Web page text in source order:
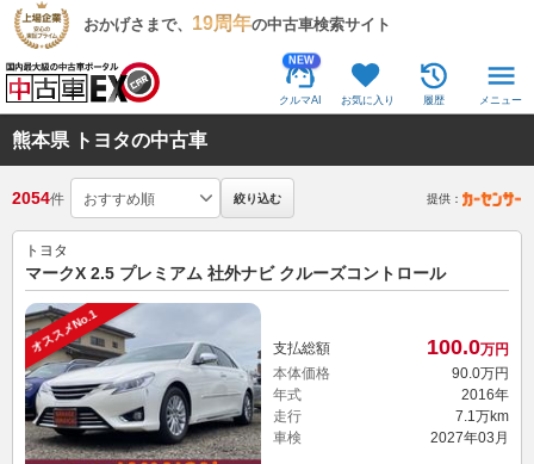
おかげさまで、 19周年の中古車検索サイト
NEW
クルマAI お気に入り 履歴 メニュー
熊本県 トヨタの中古車
2054件 絞り込む 提供：
トヨタ
マークX 2.5 プレミアム 社外ナビ クルーズコントロール
オススメNo.1 支払総額 100.0万円
本体価格
90.0万円
年式
2016年
走行
7.1万km
車検
2027年03月